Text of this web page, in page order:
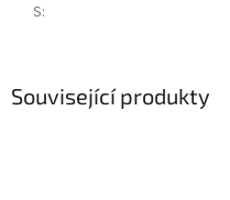
Související produkty
S: